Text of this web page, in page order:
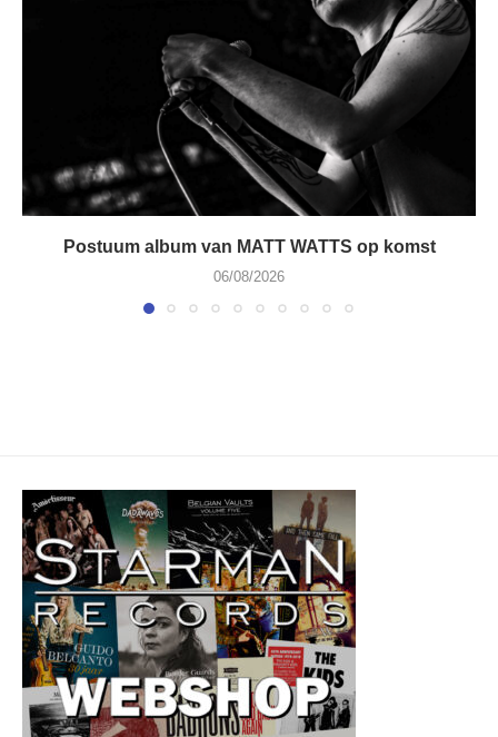
Postuum album van MATT WATTS op komst
06/08/2026